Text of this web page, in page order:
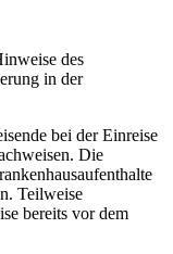
des
in der
bei der Einreise
Die
Teilweise
bereits vor dem